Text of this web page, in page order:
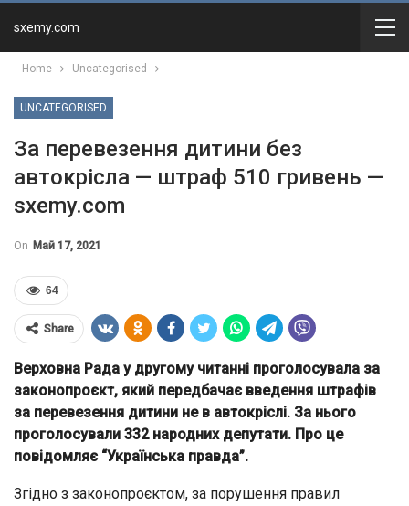
sxemy.com
Home Uncategorised
UNCATEGORISED
За перевезення дитини без
автокрісла — штраф 510 гривень —
sxemy.com
On Май 17, 2021
64
Share
Верховна Рада у другому читанні проголосувала за
законопроєкт, який передбачає введення штрафів
за перевезення дитини не в автокріслі. За нього
проголосували 332 народних депутати. Про це
повідомляє “Українська правда”.
Згідно з законопроєктом, за порушення правил